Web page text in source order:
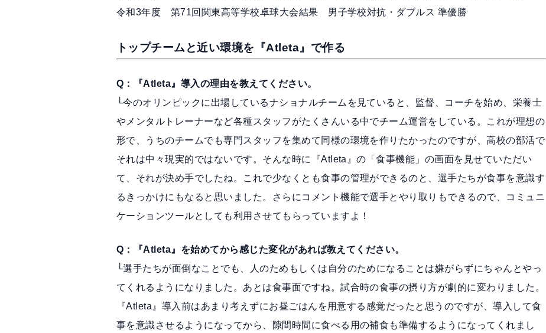
令和3年度 第71回関東高等学校卓球大会結果 男子学校対抗・ダブルス 準優勝
トップチームと近い環境を『Atleta』で作る
Q：『Atleta』導入の理由を教えてください。
└今のオリンピックに出場しているナショナルチームを見ていると、監督、コーチを始め、栄養士
やメンタルトレーナーなど各種スタッフがたくさんいる中でチーム運営をしている。これが理想の
形で、うちのチームでも専門スタッフを集めて同様の環境を作りたかったのですが、高校の部活で
それは中々現実的ではないです。そんな時に『Atleta』の「食事機能」の画面を見せていただい
て、それが決め手でしたね。これで少なくとも食事の管理ができるのと、選手たちが食事を意識す
るきっかけにもなると思いました。さらにコメント機能で選手とやり取りもできるので、コミュニ
ケーションツールとしても利用させてもらっていますよ！
Q：『Atleta』を始めてから感じた変化があれば教えてください。
└選手たちが面倒なことでも、人のためもしくは自分のためになることは嫌がらずにちゃんとやっ
てくれるようになりました。あとは食事面ですね。試合時の食事の摂り方が劇的に変わりました。
『Atleta』導入前はあまり考えずにお昼ごはんを用意する感覚だったと思うのですが、導入して食
事を意識させるようになってから、隙間時間に食べる用の補食も準備するようになってくれまし